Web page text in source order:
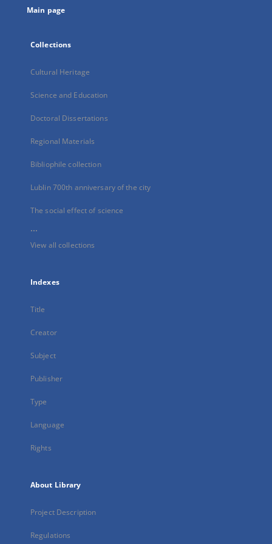
Main page
Collections
Cultural Heritage
Science and Education
Doctoral Dissertations
Regional Materials
Bibliophile collection
Lublin 700th anniversary of the city
The social effect of science
...
View all collections
Indexes
Title
Creator
Subject
Publisher
Type
Language
Rights
About Library
Project Description
Regulations